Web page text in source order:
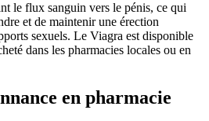
le flux sanguin vers le pénis, ce qui
et de maintenir une érection
sexuels. Le Viagra est disponible
dans les pharmacies locales ou en
en pharmacie